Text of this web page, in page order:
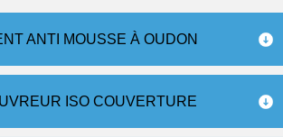
ANTI MOUSSE À OUDON
ISO COUVERTURE